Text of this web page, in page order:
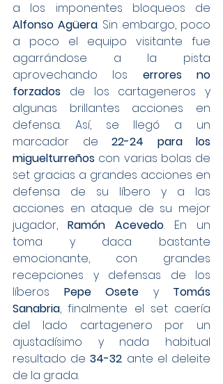
Alfonso Agüera. Sin embargo, poco
a poco el equipo visitante fue
agarrándose a la pista
aprovechando los errores no
forzados de los cartageneros y
algunas brillantes acciones en
defensa. Así, se llegó a un
marcador de 22-24 para los
miguelturreños con varias bolas de
set gracias a grandes acciones en
defensa de su líbero y a las
acciones en ataque de su mejor
jugador, Ramón Acevedo. En un
toma y daca bastante
emocionante, con grandes
recepciones y defensas de los
líberos Pepe Osete y Tomás
Sanabria, finalmente el set caería
del lado cartagenero por un
ajustadísimo y nada habitual
resultado de 34-32 ante el deleite
de la grada.